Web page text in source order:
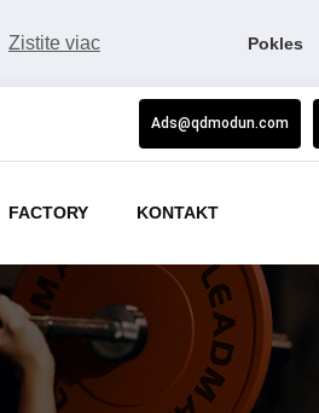
Zistite viac Pokles
Ads@qdmodun.com
FACTORY KONTAKT